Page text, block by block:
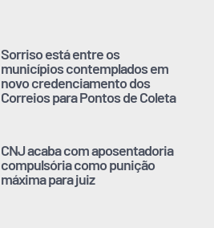
Sorriso está entre os
municípios contemplados em
novo credenciamento dos
Correios para Pontos de Coleta
CNJ acaba com aposentadoria
compulsória como punição
máxima para juiz